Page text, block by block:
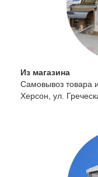
Из магазина
Самовывоз товара
Херсон, ул.